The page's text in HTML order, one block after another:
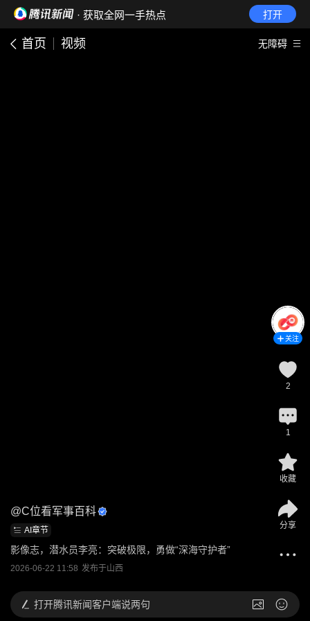
· 获取全网一手热点 打开
首页 视频 无障碍
@C位看军事百科
AI章节
影像志，潜水员李亮：突破极限，勇做“深海守护者”
2026-06-22 11:58 发布于山西
关注
2
1
收藏
分享
打开腾讯新闻客户端说两句